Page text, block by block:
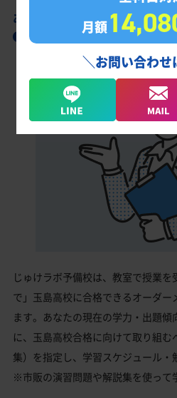
あなただけの学習計画だから成果
玉島高校合格に向けた
じゅけラボ予備校は、教室で授業
で」玉島高校に合格できるオーダー
ます。あなたの現在の学力・出題傾
に、玉島高校合格に向けて取り組
集）を指定し、学習スケジュール・
※市販の演習問題や解説集を使って
月額
＼お問い合わせ